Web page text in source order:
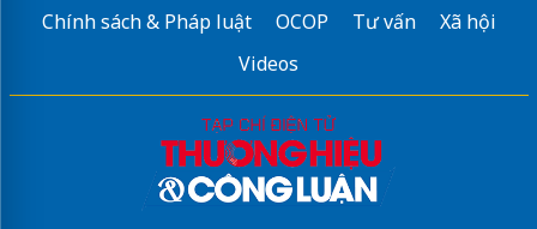
Chính sách & Pháp luật
OCOP Tư vấn
Xã hội
Videos